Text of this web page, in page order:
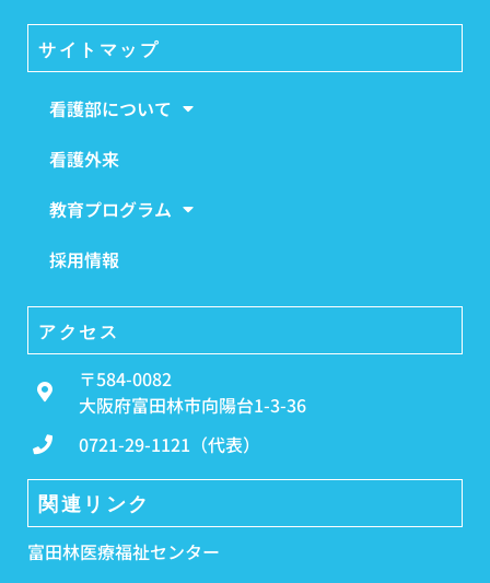
サイトマップ
看護部について
看護外来
教育プログラム
採用情報
アクセス
〒584-0082
大阪府富田林市向陽台1-3-36
0721-29-1121（代表）
関連リンク
富田林医療福祉センター